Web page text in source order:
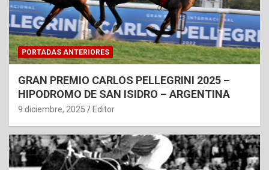
PORTADAS ANTERIORES
GRAN PREMIO CARLOS PELLEGRINI 2025 –
HIPODROMO DE SAN ISIDRO – ARGENTINA
9 diciembre, 2025 Editor